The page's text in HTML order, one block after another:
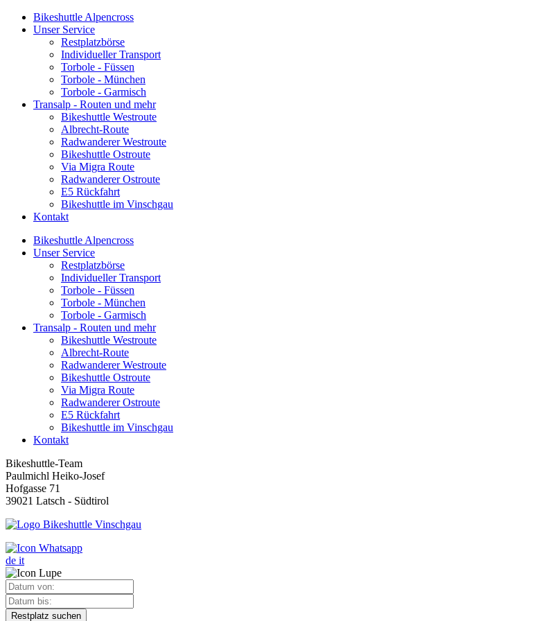
Bikeshuttle Alpencross
Unser Service
Restplatzbörse
Individueller Transport
Torbole - Füssen
Torbole - München
Torbole - Garmisch
Transalp - Routen und mehr
Bikeshuttle Westroute
Albrecht-Route
Radwanderer Westroute
Bikeshuttle Ostroute
Via Migra Route
Radwanderer Ostroute
E5 Rückfahrt
Bikeshuttle im Vinschgau
Kontakt
Bikeshuttle Alpencross
Unser Service
Restplatzbörse
Individueller Transport
Torbole - Füssen
Torbole - München
Torbole - Garmisch
Transalp - Routen und mehr
Bikeshuttle Westroute
Albrecht-Route
Radwanderer Westroute
Bikeshuttle Ostroute
Via Migra Route
Radwanderer Ostroute
E5 Rückfahrt
Bikeshuttle im Vinschgau
Kontakt
Bikeshuttle-Team
Paulmichl Heiko-Josef
Hofgasse 71
39021 Latsch - Südtirol
de it
Restplatz suchen